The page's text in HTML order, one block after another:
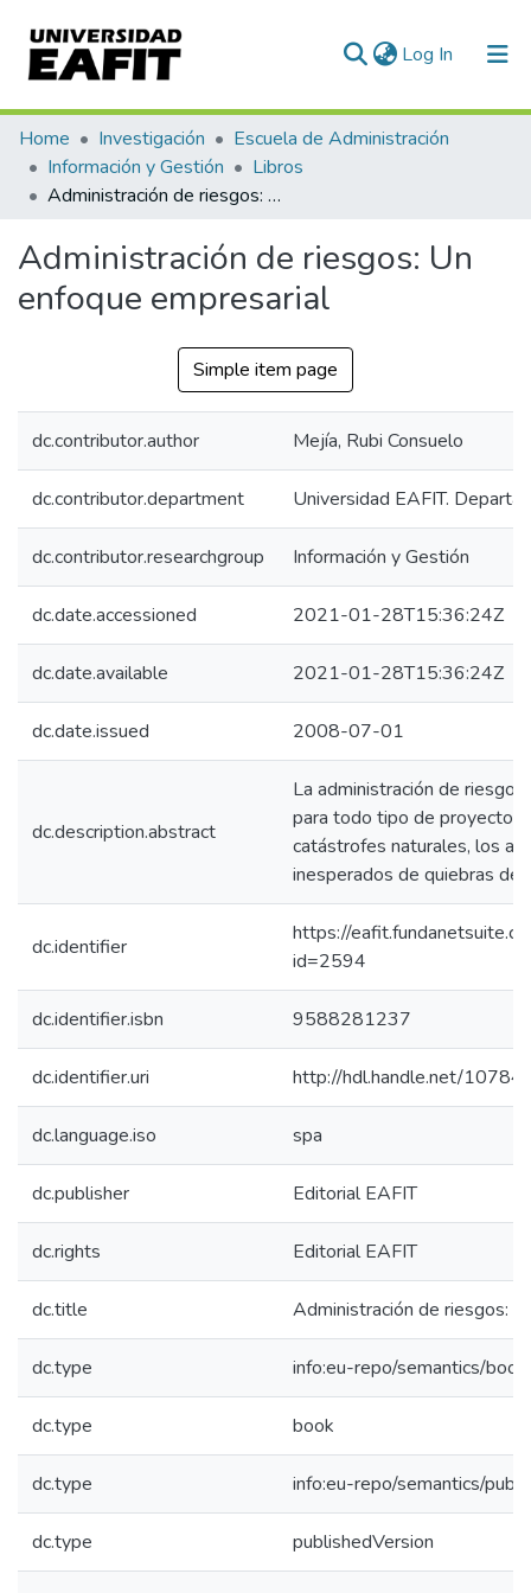
Log In (current)
Communities & Collections
All of DSpace
Home Investigación
Escuela de Administración
Información y Gestión
Libros
Administración de riesgos: Un enfoque empresarial
Administración de riesgos: Un
enfoque empresarial
Simple item page
dc.contributor.author Mejía, Rubi Consuelo
dc.contributor.department Universidad EAFIT.
dc.contributor.researchgroup Información y Gestión
dc.date.accessioned 2021-01-28T15:36:24Z
dc.date.available 2021-01-28T15:36:24Z
dc.date.issued 2008-07-01
dc.description.abstract
La administración de
para todo tipo de proyecto.
catástrofes naturales, los
inesperados de quiebras de
dc.identifier
https://
id=2594
dc.identifier.isbn 9588281237
dc.identifier.uri http://hdl.handle.net/
dc.language.iso spa
dc.publisher Editorial EAFIT
dc.rights Editorial EAFIT
dc.title Administración de riesgos:
dc.type info:eu-repo/semantics/book
dc.type book
dc.type info:eu-repo/semantics/
dc.type publishedVersion